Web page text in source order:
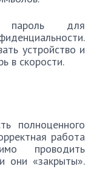
пароль для
устройство и
в скорости.
полноценного
работа
проводить
они «закрыты».